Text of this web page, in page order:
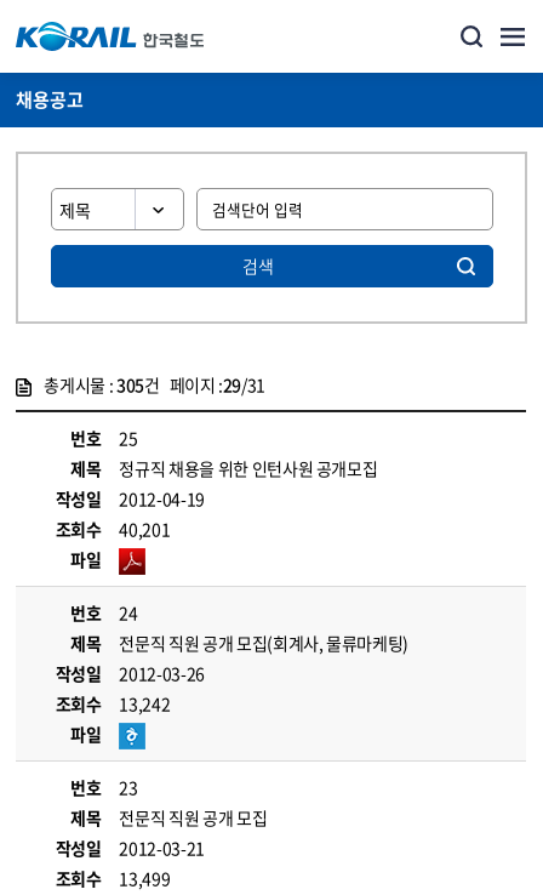
채용공고
검색
총게시물 :305건 페이지 :29/31
번호
25
제목
정규직 채용을 위한 인턴사원 공개모집
작성일
2012-04-19
조회수
40,201
파일
번호
24
제목
전문직 직원 공개 모집(회계사, 물류마케팅)
작성일
2012-03-26
조회수
13,242
파일
번호
23
제목
전문직 직원 공개 모집
작성일
2012-03-21
조회수
13,499